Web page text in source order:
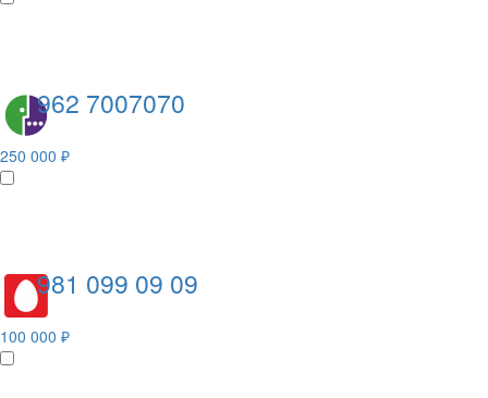
962 7007070
250 000 ₽
981 099 09 09
100 000 ₽